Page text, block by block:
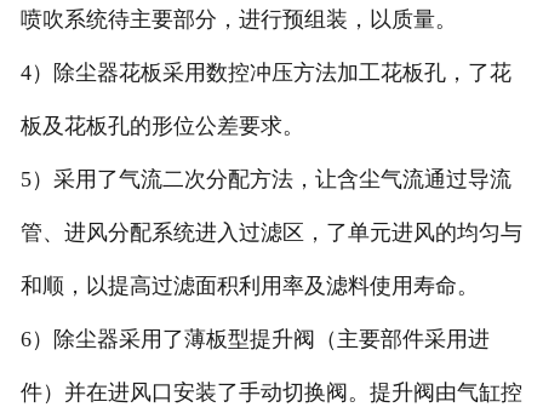
喷吹系统待主要部分，进行预组装，以质量。
4）除尘器花板采用数控冲压方法加工花板孔，了花
板及花板孔的形位公差要求。
5）采用了气流二次分配方法，让含尘气流通过导流
管、进风分配系统进入过滤区，了单元进风的均匀与
和顺，以提高过滤面积利用率及滤料使用寿命。
6）除尘器采用了薄板型提升阀（主要部件采用进
件）并在进风口安装了手动切换阀。提升阀由气缸控